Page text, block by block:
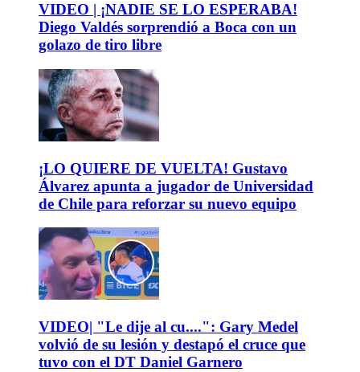
VIDEO | ¡NADIE SE LO ESPERABA!
Diego Valdés sorprendió a Boca con un
golazo de tiro libre
¡LO QUIERE DE VUELTA! Gustavo
Álvarez apunta a jugador de Universidad
de Chile para reforzar su nuevo equipo
VIDEO| "Le dije al cu....": Gary Medel
volvió de su lesión y destapó el cruce que
tuvo con el DT Daniel Garnero